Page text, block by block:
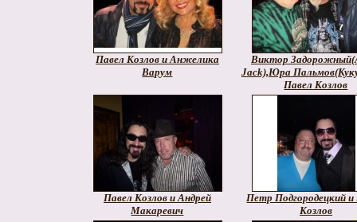
Павел Козлов и Анжелика
Варум
Виктор
Jack),Юра
Павел Козлов
Павел Козлов и Андрей
Макаревич
Петр Подгородецкий и
Козлов